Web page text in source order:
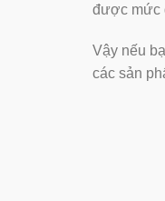
được mức
Vậy nếu
các sản